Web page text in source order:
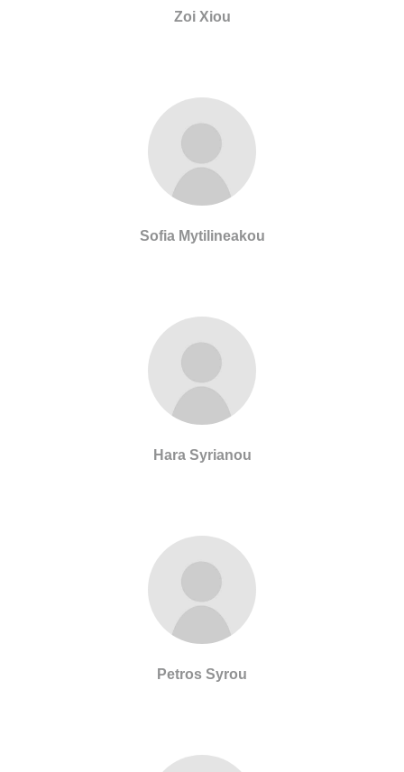
Zoi Xiou
Sofia Mytilineakou
Hara Syrianou
Petros Syrou